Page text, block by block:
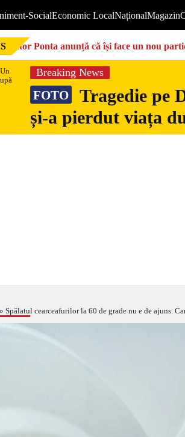
SocialEconomic LocalNaționalMagazin
Victor Ponta anunță că își face un nou
Breaking News
FOTO
Tragedie pe
și-a pierdut viața
» Spălatul cearceafurilor la 60 de grade nu e de ajuns.